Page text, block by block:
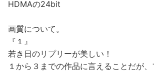
HDMAの24bit
画質について。
『１』
若き日のリプリーが美しい！
１から３までの作品に言えることだが